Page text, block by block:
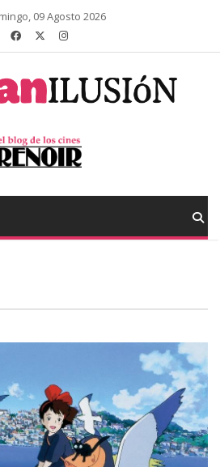
09 Agosto 2026